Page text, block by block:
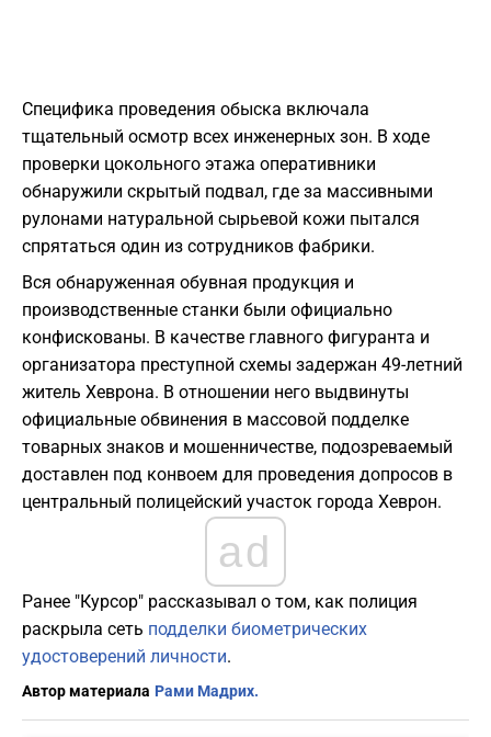
Специфика проведения обыска включала
тщательный осмотр всех инженерных зон. В ходе
проверки цокольного этажа оперативники
обнаружили скрытый подвал, где за массивными
рулонами натуральной сырьевой кожи пытался
спрятаться один из сотрудников фабрики.
Вся обнаруженная обувная продукция и
производственные станки были официально
конфискованы. В качестве главного фигуранта и
организатора преступной схемы задержан 49-летний
житель Хеврона. В отношении него выдвинуты
официальные обвинения в массовой подделке
товарных знаков и мошенничестве, подозреваемый
доставлен под конвоем для проведения допросов в
центральный полицейский участок города Хеврон.
ad
Ранее "Курсор" рассказывал о том, как полиция
раскрыла сеть подделки биометрических
удостоверений личности.
Автор материала Рами Мадрих.